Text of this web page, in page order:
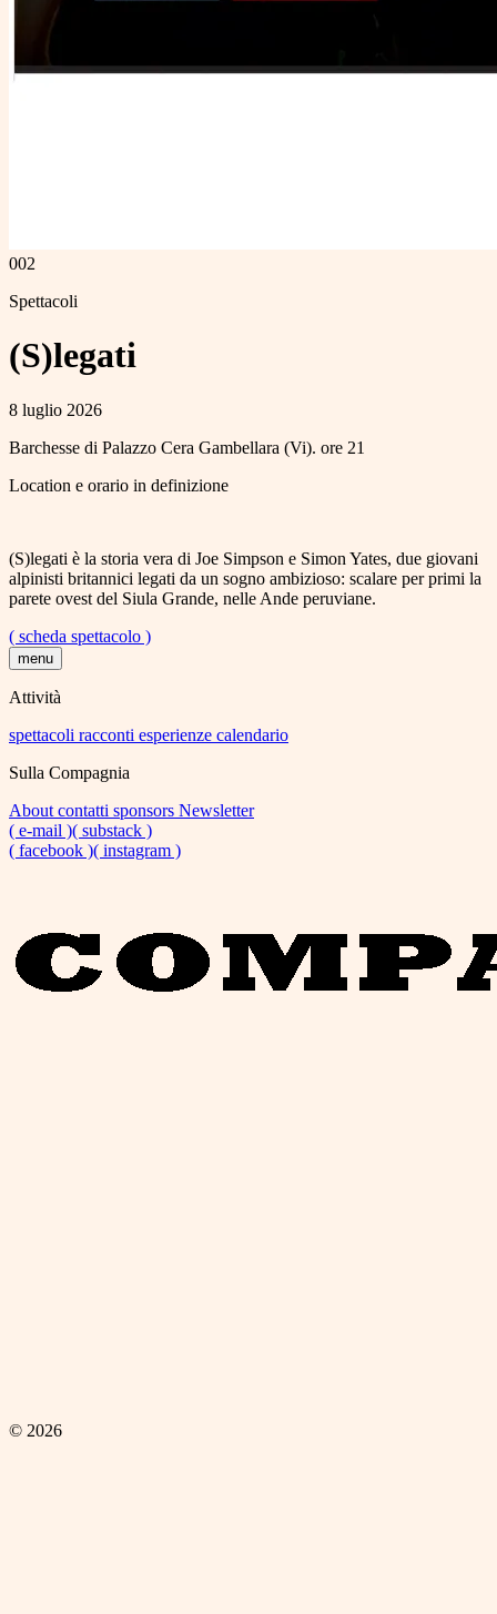
002
Spettacoli
(S)legati
8 luglio 2026
Barchesse di Palazzo Cera Gambellara (Vi). ore 21
Location e orario in definizione
(S)legati è la storia vera di Joe Simpson e Simon Yates, due giovani
alpinisti britannici legati da un sogno ambizioso: scalare per primi la
parete ovest del Siula Grande, nelle Ande peruviane.
( scheda spettacolo )
menu
Attività
spettacoli racconti esperienze calendario
Sulla Compagnia
About contatti sponsors Newsletter
( e-mail )( substack )
( facebook )( instagram )
© 2026